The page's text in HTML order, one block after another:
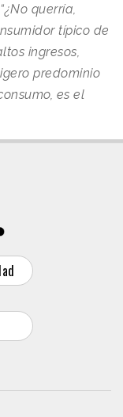
“¿No querría,
típico de
ingresos,
predominio
es el